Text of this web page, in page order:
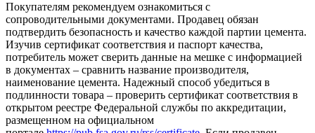
Покупателям рекомендуем ознакомиться с
сопроводительными документами. Продавец обязан
подтвердить безопасность и качество каждой партии цемента.
Изучив сертификат соответствия и паспорт качества,
потребитель может сверить данные на мешке с информацией
в документах – сравнить название производителя,
наименование цемента. Надежный способ убедиться в
подлинности товара – проверить сертификат соответствия в
открытом реестре Федеральной службы по аккредитации,
размещенном на официальном